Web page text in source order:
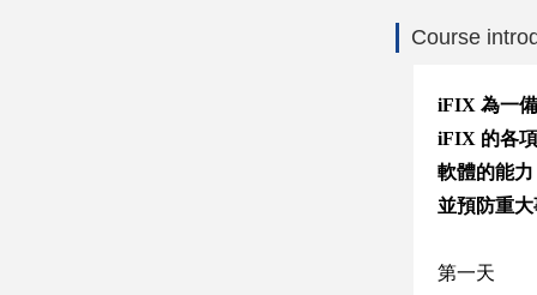
Course
iFIX 為一
iFIX 的各
軟體的能
並預防重
第一天